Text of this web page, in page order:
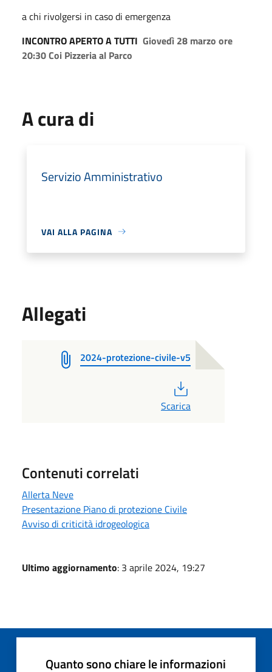
a chi rivolgersi in caso di emergenza
INCONTRO APERTO A TUTTI Giovedì 28 marzo ore
20:30 Coi Pizzeria al Parco
A cura di
Servizio Amministrativo
VAI ALLA PAGINA
Allegati
2024-protezione-civile-v5
Scarica
Contenuti correlati
Allerta Neve
Presentazione Piano di protezione Civile
Avviso di criticità idrogeologica
Ultimo aggiornamento: 3 aprile 2024, 19:27
Quanto sono chiare le informazioni